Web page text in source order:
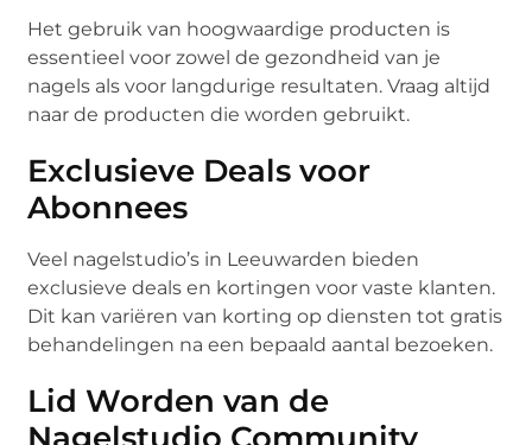
Het gebruik van hoogwaardige producten is
essentieel voor zowel de gezondheid van je
nagels als voor langdurige resultaten. Vraag altijd
naar de producten die worden gebruikt.
Exclusieve Deals voor
Abonnees
Veel nagelstudio’s in Leeuwarden bieden
exclusieve deals en kortingen voor vaste klanten.
Dit kan variëren van korting op diensten tot gratis
behandelingen na een bepaald aantal bezoeken.
Lid Worden van de
Nagelstudio Community